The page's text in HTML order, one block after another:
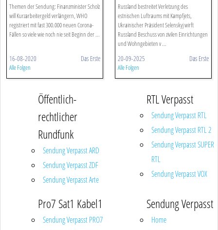
Themen der Sendung: Finanzminister Scholz
will Kurzarbeitergeld verlängern, WHO
registriert mit fast 300.000 neuen Corona-
Fällen so viele wie noch nie seit Beginn der ...
16-08-2020 Das Erste
Alle Folgen
Russland bestreitet Verletzung des
estnischen Luftraums mit Kampfjets,
Ukrainischer Präsident Selenskyj wirft
Russland Beschuss von zivilen Einrichtungen
und Wohngebieten v ...
20-09-2025 Das Erste
Alle Folgen
Öffentlich-
rechtlicher
Rundfunk
Sendung Verpasst ARD
Sendung Verpasst ZDF
Sendung Verpasst Arte
RTL Verpasst
Sendung Verpasst RTL
Sendung Verpasst RTL 2
Sendung Verpasst SUPER
RTL
Sendung Verpasst VOX
Pro7 Sat1 Kabel1
Sendung Verpasst PRO7
Sendung Verpasst
Home